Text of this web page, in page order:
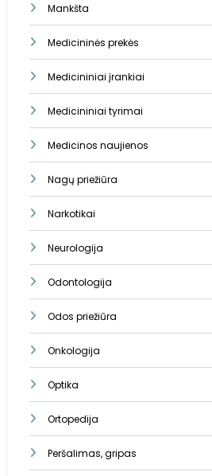
Mankšta
Medicininės prekės
Medicininiai įrankiai
Medicininiai tyrimai
Medicinos naujienos
Nagų priežiūra
Narkotikai
Neurologija
Odontologija
Odos priežiūra
Onkologija
Optika
Ortopedija
Peršalimas, gripas